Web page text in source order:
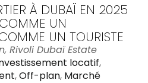
À DUBAÏ EN 2025
UN
UN TOURISTE
Rivoli Dubaï Estate
locatif,
,Off-plan, Marché